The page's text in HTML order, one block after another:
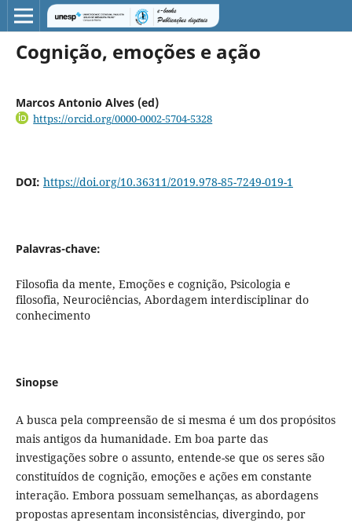
Cognição, emoções e ação
Marcos Antonio Alves (ed)
https://orcid.org/0000-0002-5704-5328
DOI: https://doi.org/10.36311/2019.978-85-7249-019-1
Palavras-chave:
Filosofia da mente, Emoções e cognição, Psicologia e
filosofia, Neurociências, Abordagem interdisciplinar do
conhecimento
Sinopse
A busca pela compreensão de si mesma é um dos propósitos
mais antigos da humanidade. Em boa parte das
investigações sobre o assunto, entende-se que os seres são
constituídos de cognição, emoções e ações em constante
interação. Embora possuam semelhanças, as abordagens
propostas apresentam inconsistências, divergindo, por